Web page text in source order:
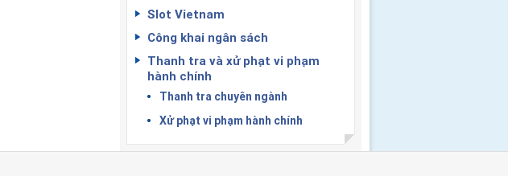
Slot Vietnam
Công khai ngân sách
Thanh tra và xử phạt vi phạm
hành chính
Thanh tra chuyên ngành
Xử phạt vi phạm hành chính